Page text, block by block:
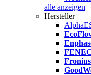
alle anzeigen
Hersteller
Fronius